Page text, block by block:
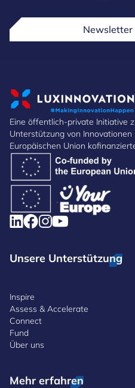
Newsletter
Eine öffentlich-private Initiative
Unterstützung von
Europäischen Union
Unsere Unterstützung
Inspire
Assess & Accelerate
Connect
Fund
Über uns
Mehr erfahren